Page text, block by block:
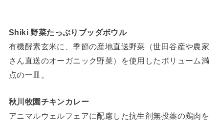
Shiki 野菜たっぷりブッダボウル
有機酵素玄米に、季節の産地直送野菜（世田谷産や農家
さん直送のオーガニック野菜）を使用したボリューム満
点の一皿。
秋川牧園チキンカレー
アニマルウェルフェアに配慮した抗生剤無投薬の鶏肉を